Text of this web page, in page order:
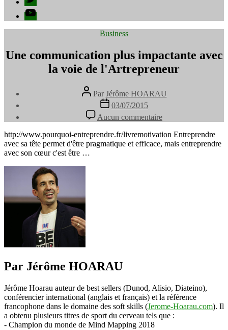
YouTube
Catégories
Business
Une communication plus impactante avec
la voie de l'Artrepreneur
Auteur
de
l’article
Par Jérôme HOARAU
Date
l’article
03/07/2015
Aucun commentaire
Une
communication
plus
http://www.pourquoi-entreprendre.fr/livremotivation Entreprendre
avec sa tête permet d'être pragmatique et efficace, mais entreprendre
avec son cœur c'est être …
Par Jérôme HOARAU
Jérôme Hoarau auteur de best sellers (Dunod, Alisio, Diateino),
conférencier international (anglais et français) et la référence
francophone dans le domaine des soft skills (Jerome-Hoarau.com). Il
a obtenu plusieurs titres de sport du cerveau tels que :
- Champion du monde de Mind Mapping 2018